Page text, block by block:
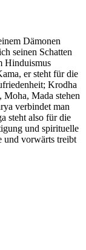
Dämonen
seinen Schatten
Hinduismus
er steht für die
Krodha
Mada stehen
verbindet man
steht also für die
und spirituelle
und vorwärts treibt